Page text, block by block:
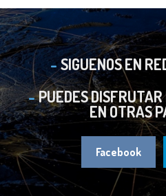
SIGUENOS EN
PUEDES
EN OTRAS
Facebook